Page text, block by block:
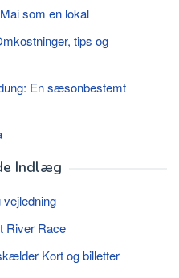
som en lokal
tips og
En sæsonbestemt
Indlæg
vejledning
River Race
Kort og billetter